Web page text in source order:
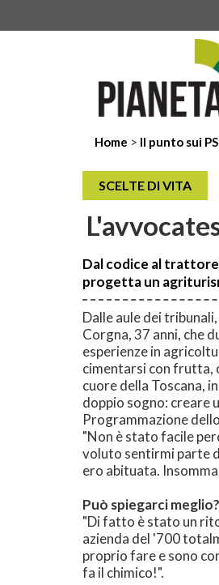
Home > Il punto sui
SCELTE DI VITA
Dal codice al
progetta un
Dalle aule dei
Corgna, 37 anni, che
esperienze in
cimentarsi con frutta,
cuore della Toscana,
doppio sogno: creare
Programmazione
"Non è stato facile
voluto sentirmi parte
ero abituata.
Può spiegarci meglio?
"Di fatto è stato un
azienda del '700
proprio fare e sono
fa il chimico!".